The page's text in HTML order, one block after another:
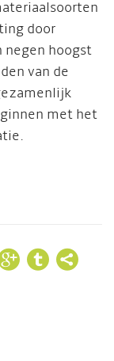
door
negen hoogst
van de
met het
 